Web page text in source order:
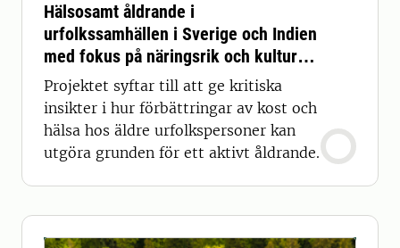
Hälsosamt åldrande i
urfolkssamhällen i Sverige och Indien
med fokus på näringsrik och kulturellt
passande matförsörjning
Projektet syftar till att ge kritiska
insikter i hur förbättringar av kost och
hälsa hos äldre urfolkspersoner kan
utgöra grunden för ett aktivt åldrande.